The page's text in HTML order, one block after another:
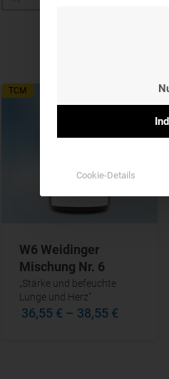
TCM
W6 Weidinger
Mischung Nr. 6
„Stärke und befeuchte
Lunge und Herz”
36,55 € – 38,55 €
Cookie-Details